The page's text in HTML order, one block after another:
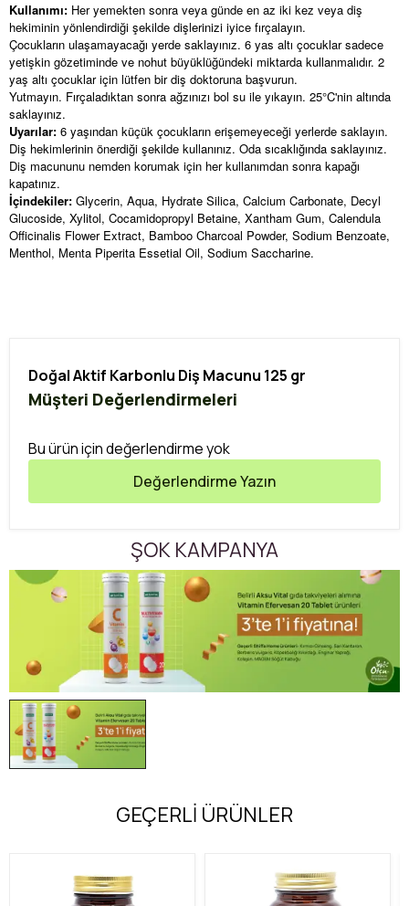
Kullanımı: Her yemekten sonra veya günde en az iki kez veya diş
hekiminin yönlendirdiği şekilde dişlerinizi iyice fırçalayın.
Çocukların ulaşamayacağı yerde saklayınız. 6 yas altı çocuklar sadece
yetişkin gözetiminde ve nohut büyüklüğündeki miktarda kullanmalıdır. 2
yaş altı çocuklar için lütfen bir diş doktoruna başvurun.
Yutmayın. Fırçaladıktan sonra ağzınızı bol su ile yıkayın. 25°C'nin altında
saklayınız.
Uyarılar: 6 yaşından küçük çocukların erişemeyeceği yerlerde saklayın.
Diş hekimlerinin önerdiği şekilde kullanınız. Oda sıcaklığında saklayınız.
Diş macununu nemden korumak için her kullanımdan sonra kapağı
kapatınız.
İçindekiler: Glycerin, Aqua, Hydrate Silica, Calcium Carbonate, Decyl
Glucoside, Xylitol, Cocamidopropyl Betaine, Xantham Gum, Calendula
Officinalis Flower Extract, Bamboo Charcoal Powder, Sodium Benzoate,
Menthol, Menta Piperita Essetial Oil, Sodium Saccharine.
Doğal Aktif Karbonlu Diş Macunu 125 gr
Müşteri Değerlendirmeleri
Bu ürün için değerlendirme yok
Değerlendirme Yazın
ŞOK KAMPANYA
GEÇERLİ ÜRÜNLER